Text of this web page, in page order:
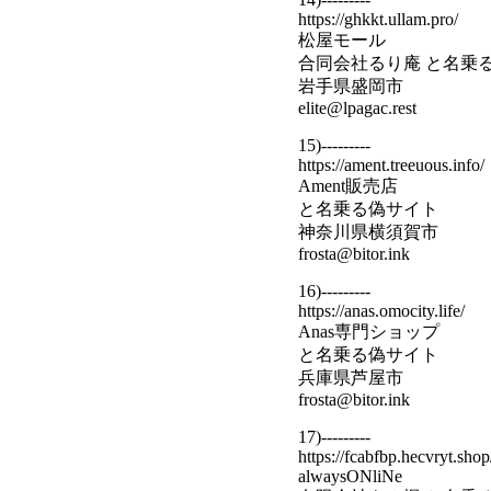
https://ghkkt.ullam.pro/
松屋モール
合同会社るり庵 と名乗
岩手県盛岡市
elite@lpagac.rest
15)---------
https://ament.treeuous.info/
Ament販売店
と名乗る偽サイト
神奈川県横須賀市
frosta@bitor.ink
16)---------
https://anas.omocity.life/
Anas専門ショップ
と名乗る偽サイト
兵庫県芦屋市
frosta@bitor.ink
17)---------
https://
alwaysONliNe